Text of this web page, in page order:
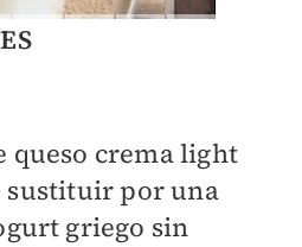
queso crema light
sustituir por una
griego sin